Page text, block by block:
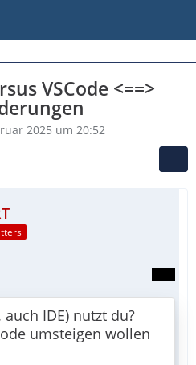
VSCode <==>
2025 um 20:52
IDE) nutzt du?
umsteigen wollen